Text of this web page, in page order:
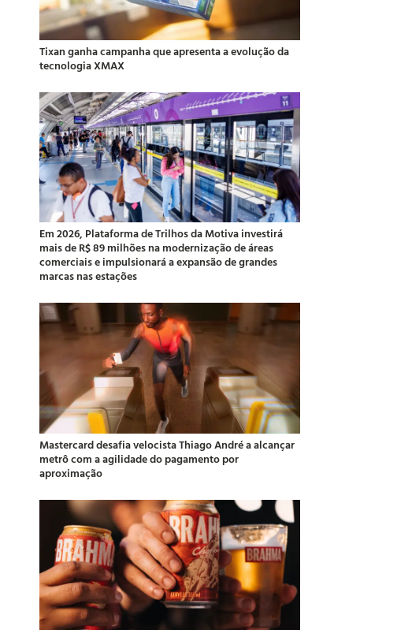
Tixan ganha campanha que apresenta a evolução da
tecnologia XMAX
Em 2026, Plataforma de Trilhos da Motiva investirá
mais de R$ 89 milhões na modernização de áreas
comerciais e impulsionará a expansão de grandes
marcas nas estações
Mastercard desafia velocista Thiago André a alcançar
metrô com a agilidade do pagamento por
aproximação